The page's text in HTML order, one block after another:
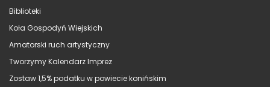
Biblioteki
Koła Gospodyń Wiejskich
Amatorski ruch artystyczny
Tworzymy Kalendarz Imprez
Zostaw 1,5% podatku w powiecie konińskim